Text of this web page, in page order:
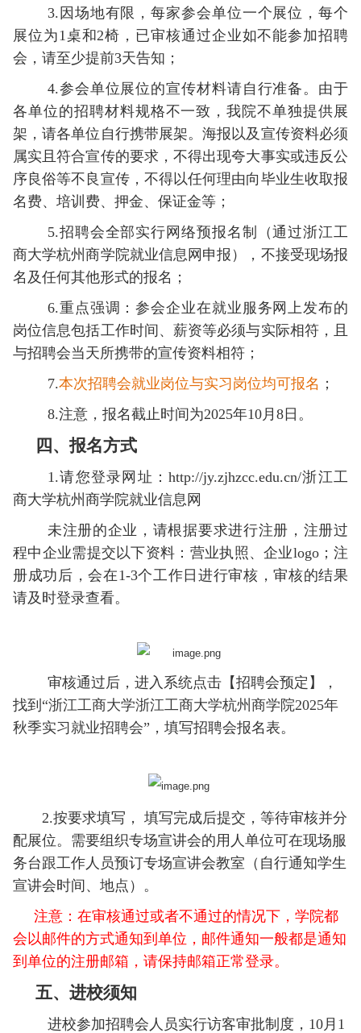
3.因场地有限，每家参会单位一个展位，每个
展位为1桌和2椅，已审核通过企业如不能参加招聘
会，请至少提前3天告知；
4.参会单位展位的宣传材料请自行准备。由于
各单位的招聘材料规格不一致，我院不单独提供展
架，请各单位自行携带展架。海报以及宣传资料必须
属实且符合宣传的要求，不得出现夸大事实或违反公
序良俗等不良宣传，不得以任何理由向毕业生收取报
名费、培训费、押金、保证金等；
5.招聘会全部实行网络预报名制（通过浙江工
商大学杭州商学院就业信息网申报），不接受现场报
名及任何其他形式的报名；
6.重 点强调：参会企业在就业服务网上发布的
岗位信息包括工作时间、薪资等必须与实际相符，且
与招聘会当天所携带的宣传资料相符 ；
7.本次招聘会就业岗位与实习岗位均可报名 ；
8.注意，报名截止时间为2025年10月8日。
四、报名方式
1.请您登录网址：http://jy.zjhzcc.edu.cn/浙江工
商大学杭州商学院就业信息网
未注册的企业，请根据要求进行注册，注册过
程中企业需提交以下资料：营业执照、企业logo；注
册成功后，会在1-3个工作日进行审核，审核的结果
请及时登录查看。
审核通过后，进入系统点击【招聘会预定 】，
找到“浙江工商大学浙江工商大学杭州商学院2025年
秋季实习就业招聘会” ， 填写招聘会报名表。
2.按要求填写， 填写完成后提交，等待审核并分
配展位。需要组织专场宣讲会的用人单位可在现场服
务台跟工作人员预订专场宣讲会教室（自行通知学生
宣讲会时间、地点）。
注意：在审核通过或者不通过的情况下，学院都
会以邮件的方式通知到单位，邮件通知一般都是通知
到单位的注册邮箱，请保持邮箱正常登录。
五、进校须知
进校参加招聘会人员实行访客审批制度，10月1